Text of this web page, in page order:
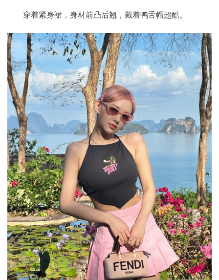
穿着紧身裙，身材前凸后翘，戴着鸭舌帽超酷。